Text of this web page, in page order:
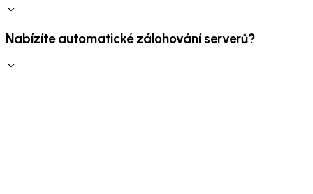
Nabízíte automatické zálohování serverů?